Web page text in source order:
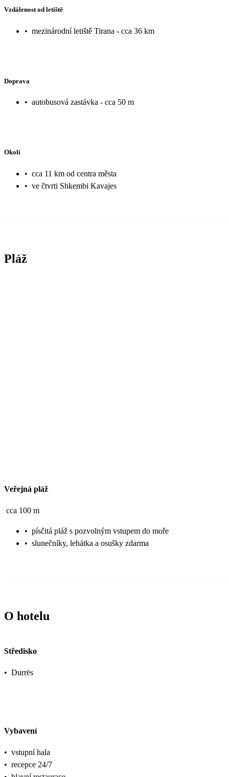
Vzdálenost od letiště
• mezinárodní letiště Tirana - cca 36 km
Doprava
• autobusová zastávka - cca 50 m
Okolí
• cca 11 km od centra města
• ve čtvrti Shkembi Kavajes
Pláž
Veřejná pláž
cca 100 m
• písčitá pláž s pozvolným vstupem do moře
• slunečníky, lehátka a osušky zdarma
O hotelu
Středisko
• Durrës
Vybavení
• vstupní hala
• recepce 24/7